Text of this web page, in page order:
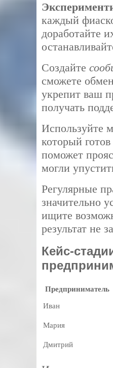
каждый
доработайте
Создайте
сможете
укрепит ваш
получать
Используйте
который
поможет
могли
Регулярные
значительно
ищите
результат не
Кейс-
Предприниматель
Иван
Мария
Дмитрий